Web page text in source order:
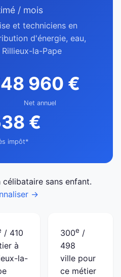
/ mois
et techniciens en
d'énergie, eau,
la-Pape
48 960 €
Net annuel
€
impôt*
sans enfant.
→
/ 410
à
la-
300e /
498
ville pour
ce métier